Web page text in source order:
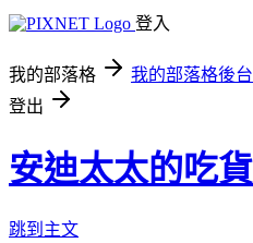
登入
我的部落格 我的部落格後台
登出
安迪太太的吃
跳到主文